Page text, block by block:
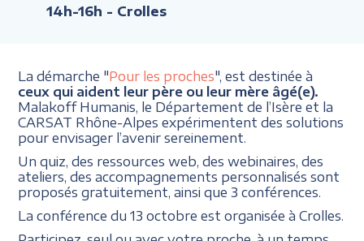
14h-16h - Crolles
La démarche "Pour les proches", est destinée à
ceux qui aident leur père ou leur mère âgé(e).
Malakoff Humanis, le Département de l’Isère et la
CARSAT Rhône-Alpes expérimentent des solutions
pour envisager l’avenir sereinement.
Un quiz, des ressources web, des webinaires, des
ateliers, des accompagnements personnalisés sont
proposés gratuitement, ainsi que 3 conférences.
La conférence du 13 octobre est organisée à Crolles.